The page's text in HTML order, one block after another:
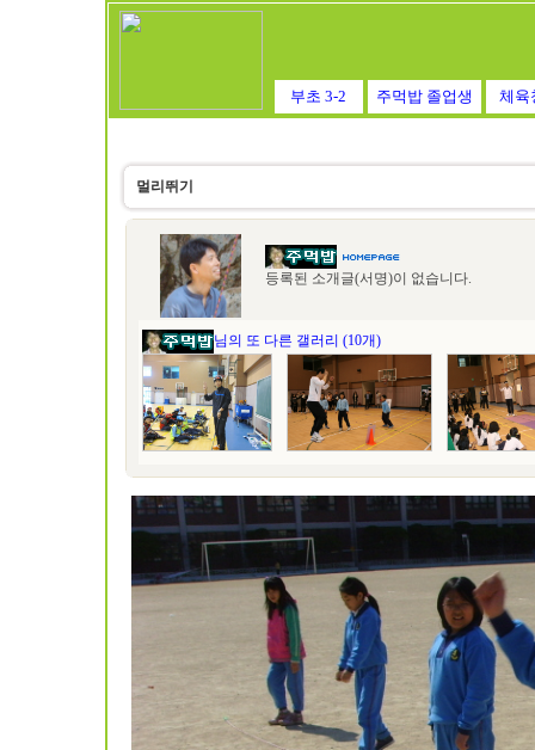
부초 3-2 주먹밥 졸업생 체육
멀리뛰기
등록된 소개글(서명)이 없습니다.
님의 또 다른 갤러리 (10개)